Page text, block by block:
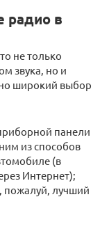
радио в
не только
звука, но и
широкий выбор
панели
из способов
(в
Интернет);
пожалуй, лучший